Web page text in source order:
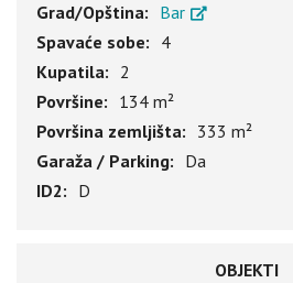
Grad/Opština: Bar
Spavaće sobe: 4
Kupatila: 2
Površine: 134 m²
Površina zemljišta: 333 m²
Garaža / Parking: Da
ID2: D
OBJEKTI